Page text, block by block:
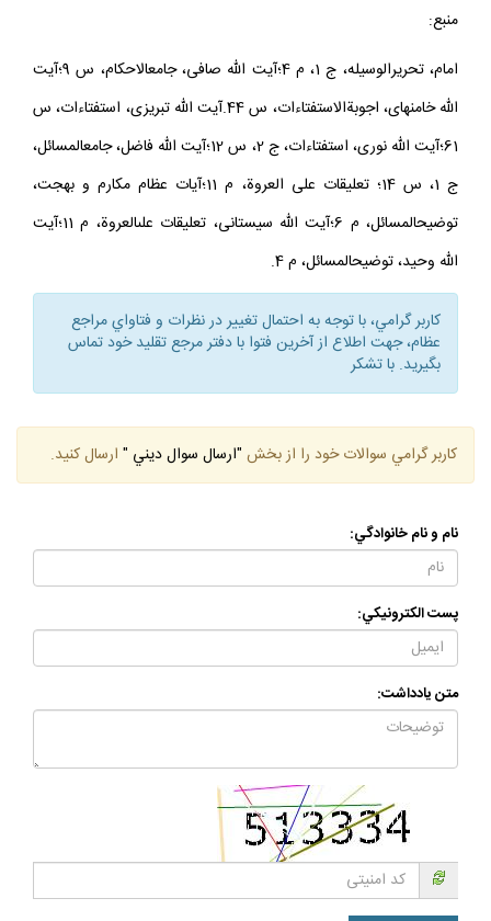
منبع:
امام، تحريرالوسيله، ج 1، م 4؛آيت الله صافى، جامع‏الاحكام، س 9؛آيت
الله خامنه‏اى، اجوبةالاستفتاءات، س 44.آيت الله تبريزى، استفتاءات، س
61؛آيت الله نورى، استفتاءات، ج 2، س 12؛آيت الله فاضل، جامع‏المسائل،
ج 1، س 14؛ تعليقات على العروة، م 11؛آيات عظام مكارم و بهجت،
توضيح‏المسائل، م 6؛آيت الله سيستانى، تعليقات على‏العروة، م 11؛آيت
الله وحيد، توضيح‏المسائل، م 4.
كاربر گرامي، با توجه به احتمال تغيير در نظرات و فتاواي مراجع
عظام، جهت اطلاع از آخرين فتوا با دفتر مرجع تقليد خود تماس
بگيريد. با تشكر
كاربر گرامي سوالات خود را از بخش "ارسال سوال ديني " ارسال كنيد.
نام و نام خانوادگي:
پست الكترونيكي:
متن يادداشت: